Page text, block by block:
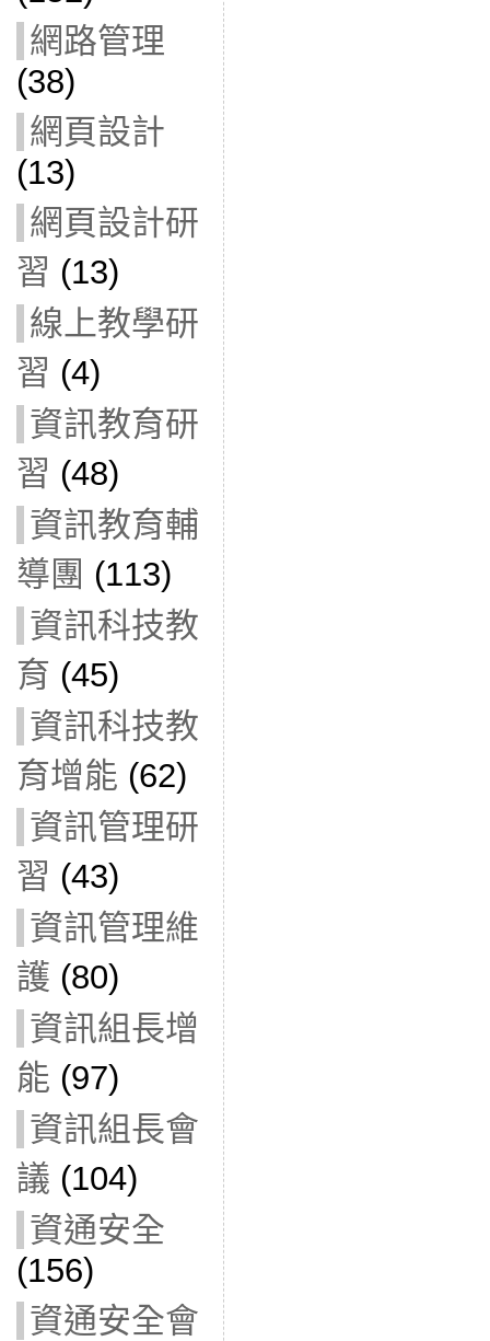
網路管理
(38)
網頁設計
(13)
網頁設計研
習 (13)
線上教學研
習 (4)
資訊教育研
習 (48)
資訊教育輔
導團 (113)
資訊科技教
育 (45)
資訊科技教
育增能 (62)
資訊管理研
習 (43)
資訊管理維
護 (80)
資訊組長增
能 (97)
資訊組長會
議 (104)
資通安全
(156)
資通安全會